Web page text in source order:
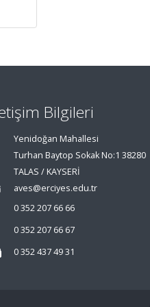
Bilgileri
Yenidoğan Mahallesi
Turhan Baytop Sokak No:1 38280
TALAS / KAYSERİ
aves@erciyes.edu.tr
0 352 207 66 66
0 352 207 66 67
0 352 437 49 31